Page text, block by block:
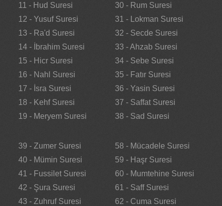
11 - Hud Suresi
12 - Yusuf Suresi
13 - Ra'd Suresi
14 - İbrahim Suresi
15 - Hicr Suresi
16 - Nahl Suresi
17 - İsra Suresi
18 - Kehf Suresi
19 - Meryem Suresi
30 - Rum Suresi
31 - Lokman Suresi
32 - Secde Suresi
33 - Ahzab Suresi
34 - Sebe Suresi
35 - Fatır Suresi
36 - Yasin Suresi
37 - Saffat Suresi
38 - Sad Suresi
39 - Zumer Suresi
40 - Mümin Suresi
41 - Fussilet Suresi
42 - Şura Suresi
43 - Zuhruf Suresi
58 - Mücadele Suresi
59 - Haşr Suresi
60 - Mumtehine Suresi
61 - Saff Suresi
62 - Cuma Suresi